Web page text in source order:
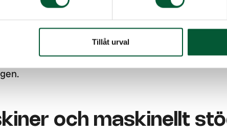
Tillåt urval
rätt arbetskläder och skyddsutrustning är en
Skyddshjälm, hörselskydd, skyddsskor och
för trädfällning skyddar inte bara mot
också mot väder och vind. Kvalitativa kläder och
och maskinellt